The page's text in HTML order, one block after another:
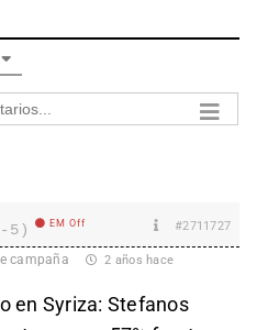
5) EM Off #2711727
campaña 2 años hace
en Syriza: Stefanos